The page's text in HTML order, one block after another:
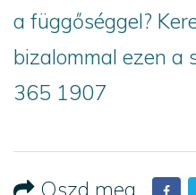
a függőséggel?
bizalommal ezen a
365 1907
Oszd meg